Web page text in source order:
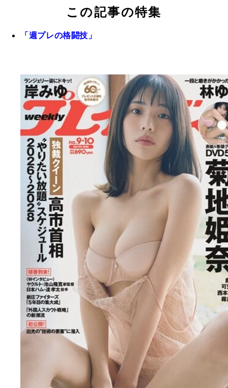
この記事の特集
「週プレの格闘技」